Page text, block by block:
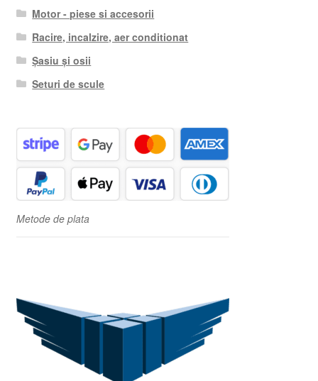
Motor - piese si accesorii
Racire, incalzire, aer conditionat
Șasiu și osii
Seturi de scule
Metode de plata